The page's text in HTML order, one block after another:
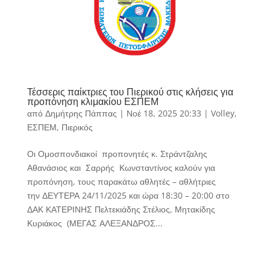
Τέσσερις παίκτριες του Πιερικού στις κλήσεις για
προπόνηση κλιμακίου ΕΣΠΕΜ
από Δημήτρης Πάππας | Νοέ 18, 2025 20:33 | Volley,
ΕΣΠΕΜ, Πιερικός
Οι Ομοσπονδιακοί προπονητές κ. Στράντζαλης
Αθανάσιος και Σαρρής Κωνσταντίνος καλούν για
προπόνηση, τους παρακάτω αθλητές – αθλήτριες
την ΔΕΥΤΕΡΑ 24/11/2025 και ώρα 18:30 – 20:00 στο
ΔΑΚ ΚΑΤΕΡΙΝΗΣ Πελτεκιάδης Στέλιος, Μητακίδης
Κυριάκος (ΜΕΓΑΣ ΑΛΕΞΑΝΔΡΟΣ...